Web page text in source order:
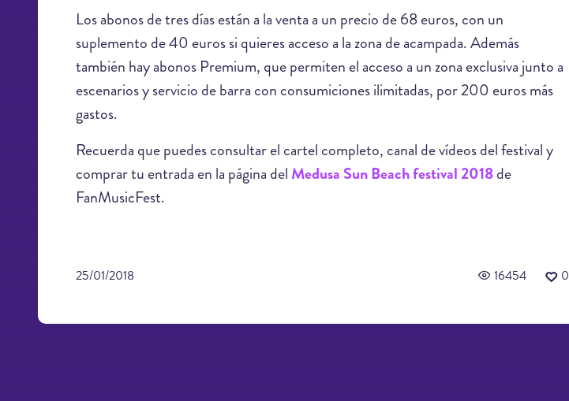
Los abonos de tres días están a la venta a un precio de 68 euros, con un
suplemento de 40 euros si quieres acceso a la zona de acampada. Además
también hay abonos Premium, que permiten el acceso a un zona exclusiva junto a
escenarios y servicio de barra con consumiciones ilimitadas, por 200 euros más
gastos.
Recuerda que puedes consultar el cartel completo, canal de vídeos del festival y
comprar tu entrada en la página del Medusa Sun Beach festival 2018de
FanMusicFest.
25/01/2018 16454 0